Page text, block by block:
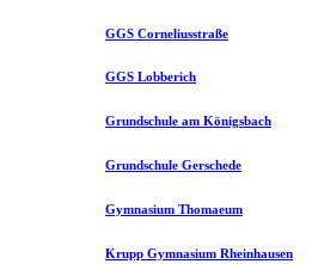
GGS Corneliusstraße
GGS Lobberich
Grundschule am Königsbach
Grundschule Gerschede
Gymnasium Thomaeum
Krupp Gymnasium Rheinhausen